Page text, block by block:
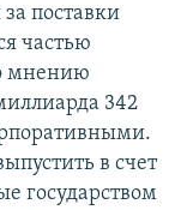
поставки
частью
мнению
342
в счет
государством